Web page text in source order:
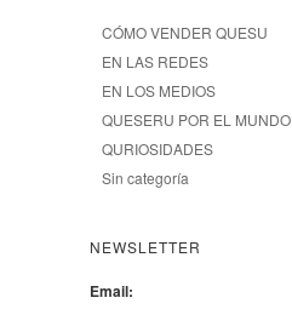
CÓMO VENDER QUESU
EN LAS REDES
EN LOS MEDIOS
QUESERU POR EL MUNDO
QURIOSIDADES
Sin categoría
NEWSLETTER
Email: